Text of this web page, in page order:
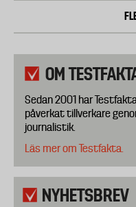
OM
Sedan 2001 har
påverkat tillverkare
journalistik.
Läs mer om Testfakta.
NYHETSBREV